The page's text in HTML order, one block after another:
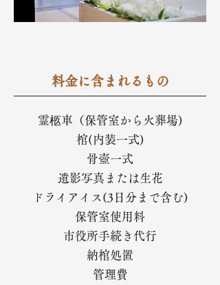
料金に含まれるもの
霊柩車（保管室から火葬場)
棺(内装一式)
骨壺一式
遺影写真または生花
ドライアイス(3日分まで含む)
保管室使用料
市役所手続き代行
納棺処置
管理費